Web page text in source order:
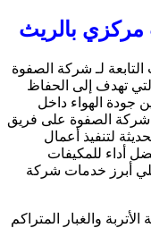
بالريث
لـ شركة الصفوة
تهدف إلى الحفاظ
جودة الهواء داخل
شركة الصفوة على فريق
لتنفيذ أعمال
أداء للمكيفات
يلي أبرز خدمات شركة
والغبار المتراكم